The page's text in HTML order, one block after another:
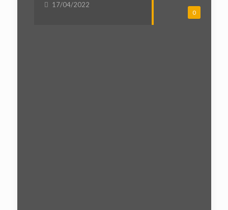
0
17/04/2022